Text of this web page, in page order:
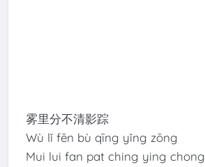
雾里分不清影踪
Wù lǐ fēn bù qīng yǐng zōng
Mui lui fan pat ching ying chong